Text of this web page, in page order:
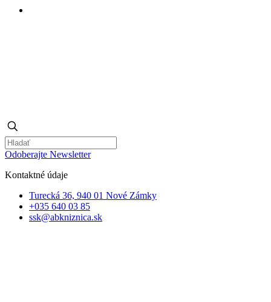
Odoberajte Newsletter
Kontaktné údaje
Turecká 36, 940 01 Nové Zámky
+035 640 03 85
ssk@abkniznica.sk